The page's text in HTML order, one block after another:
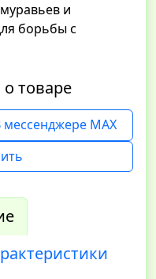
и
борьбы с
товаре
мессенджере MAX